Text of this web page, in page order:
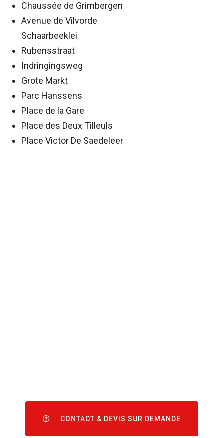
Chaussée de Grimbergen
Avenue de Vilvorde
Schaarbeeklei
Rubensstraat
Indringingsweg
Grote Markt
Parc Hanssens
Place de la Gare
Place des Deux Tilleuls
Place Victor De Saedeleer
CONTACT & DEVIS SUR DEMANDE